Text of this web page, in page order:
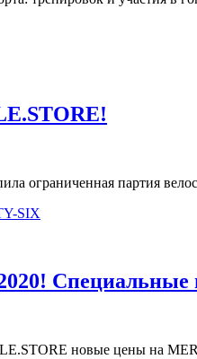
ограниченная партия
SIX
Специальные
новые цены на